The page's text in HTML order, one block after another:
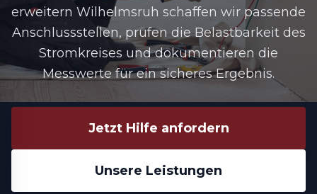
erweitern Wilhelmsruh schaffen wir passende
Anschlussstellen, prüfen die Belastbarkeit des
Stromkreises und dokumentieren die
Messwerte für ein sicheres Ergebnis.
Jetzt Hilfe anfordern
Unsere Leistungen